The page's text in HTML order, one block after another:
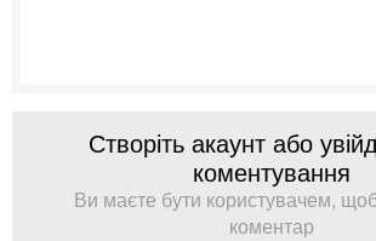
Створіть акаунт або
коментування
Ви маєте бути користувачем,
коментар